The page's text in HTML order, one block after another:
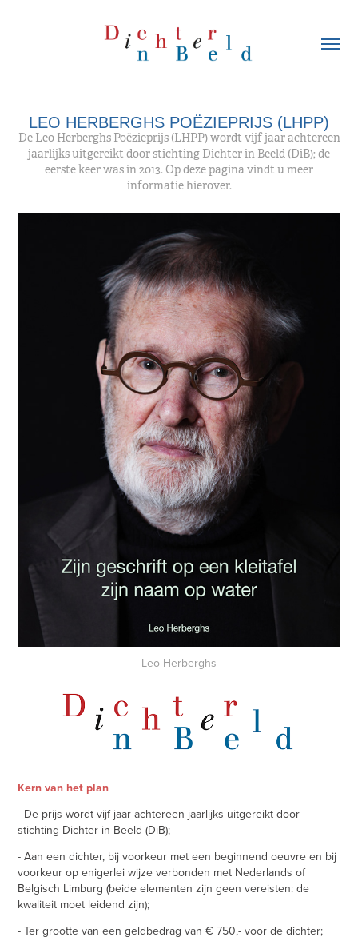
LEO HERBERGHS POËZIEPRIJS (LHPP)
De Leo Herberghs Poëzieprijs (LHPP) wordt vijf jaar achtereen
jaarlijks uitgereikt door stichting Dichter in Beeld (DiB); de
eerste keer was in 2013. Op deze pagina vindt u meer
informatie hierover.
Leo Herberghs
Kern van het plan
- De prijs wordt vijf jaar achtereen jaarlijks uitgereikt door
stichting Dichter in Beeld (DiB);
- Aan een dichter, bij voorkeur met een beginnend oeuvre en bij
voorkeur op enigerlei wijze verbonden met Nederlands of
Belgisch Limburg (beide elementen zijn geen vereisten: de
kwaliteit moet leidend zijn);
- Ter grootte van een geldbedrag van € 750,- voor de dichter;